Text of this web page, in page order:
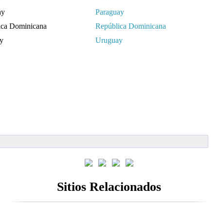
Paraguay
República Dominicana
Uruguay
Sitios Relacionados